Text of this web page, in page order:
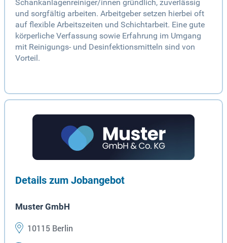
Schankanlagenreiniger/innen gründlich, zuverlässig
und sorgfältig arbeiten. Arbeitgeber setzen hierbei oft
auf flexible Arbeitszeiten und Schichtarbeit. Eine gute
körperliche Verfassung sowie Erfahrung im Umgang
mit Reinigungs- und Desinfektionsmitteln sind von
Vorteil.
Details zum Jobangebot
Muster GmbH
10115 Berlin